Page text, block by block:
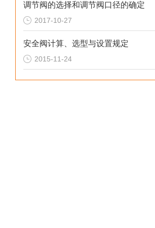
调节阀的选择和调节阀口径的确定
2017-10-27
安全阀计算、选型与设置规定
2015-11-24